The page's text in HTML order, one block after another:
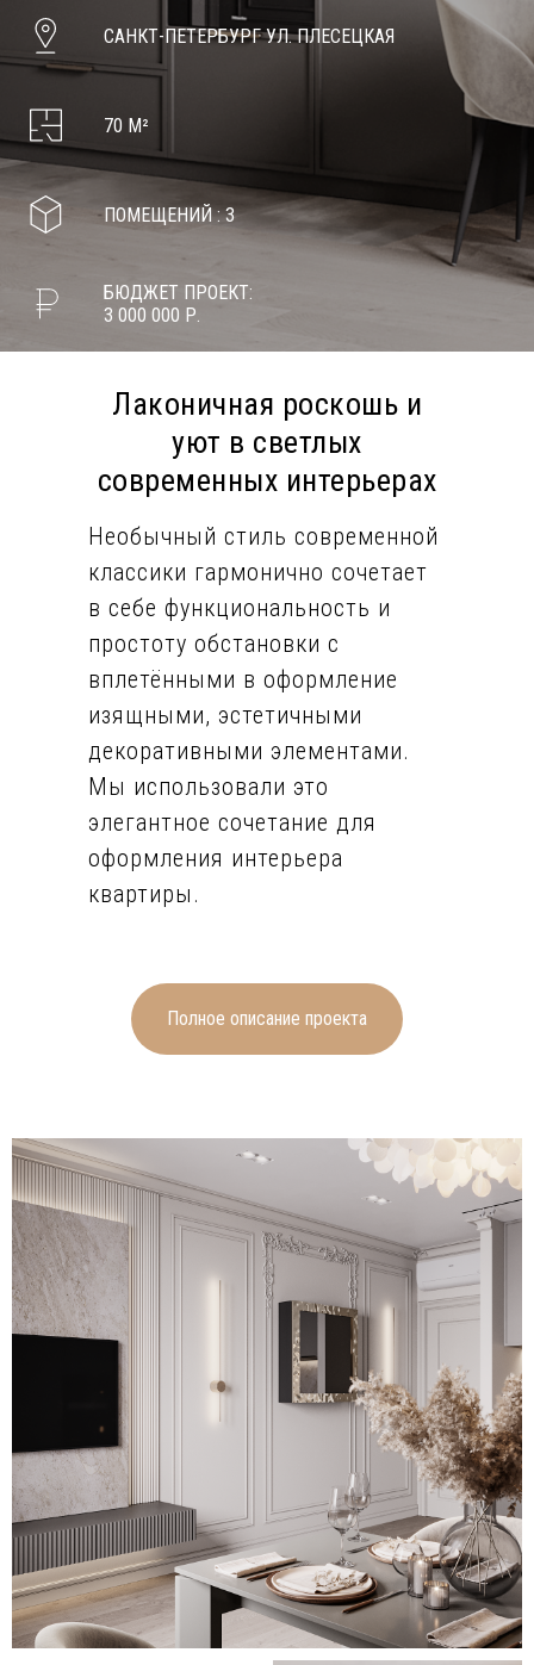
САНКТ-ПЕТЕРБУРГ УЛ. ПЛЕСЕЦКАЯ
70 М²
ПОМЕЩЕНИЙ : 3
БЮДЖЕТ ПРОЕКТ:
3 000 000 Р.
Лаконичная роскошь и
уют в светлых
современных интерьерах
Необычный стиль современной
классики гармонично сочетает
в себе функциональность и
простоту обстановки с
вплетёнными в оформление
изящными, эстетичными
декоративными элементами.
Мы использовали это
элегантное сочетание для
оформления интерьера
квартиры.
тонах с изысканными
декоративными элементами в
тон гармонично сочетаются с
ламината и немаркой крупной
сероватой плитки, на
поверхности которой едва
различима каменная фактура. В
ванной комнате также
использовано сочетание
светлых стен, серой напольной
плитки и плитки с деревянным
рисунком в зоне душевой. Одна
из стен спальни выделяется
необычным декором из
вертикальных элементов –
зеркальных, золотисто-
металлических, мягких.
Полное описание проекта